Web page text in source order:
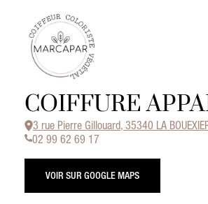
COIFFURE
3 rue Pierre Gillouard, 35340 LA
02 99 62 69 17
VOIR SUR GOOGLE MAPS